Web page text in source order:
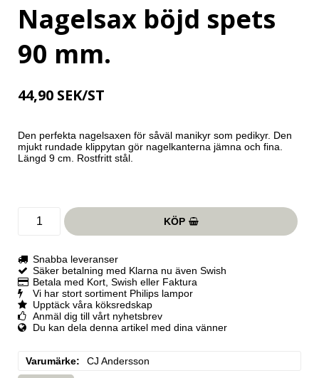
Nagelsax böjd spets
90 mm.
44,90 SEK/ST
Den perfekta nagelsaxen för såväl manikyr som pedikyr. Den
mjukt rundade klippytan gör nagelkanterna jämna och fina.
Längd 9 cm. Rostfritt stål.
KÖP
Snabba leveranser
Säker betalning med Klarna nu även Swish
Betala med Kort, Swish eller Faktura
Vi har stort sortiment Philips lampor
Upptäck våra köksredskap
Anmäl dig till vårt nyhetsbrev
Du kan dela denna artikel med dina vänner
Varumärke CJ Andersson